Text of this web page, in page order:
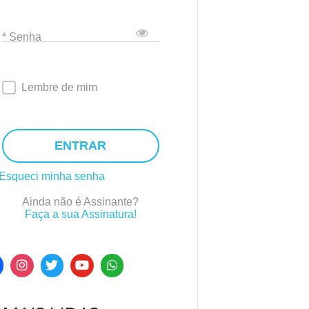
* Senha
Lembre de mim
ENTRAR
Esqueci minha senha
Ainda não é Assinante?
Faça a sua Assinatura!